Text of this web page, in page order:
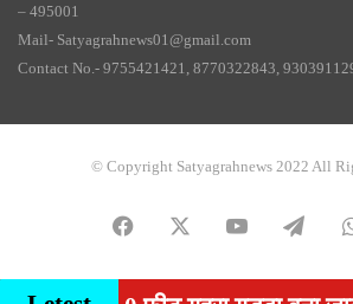
– 495001
Mail- Satyagrahnews01@gmail.com
Contact No.- 9755421421, 8770322843,
© Copyright Satyagrahnews 2022 All
Facebook YouTube